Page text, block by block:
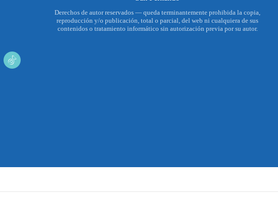
tiktok2
Derechos de autor reservados — queda terminantemente prohibida la copia,
reproducción y/o publicación, total o parcial, del web ni cualquiera de sus
contenidos o tratamiento informático sin autorización previa por su autor.